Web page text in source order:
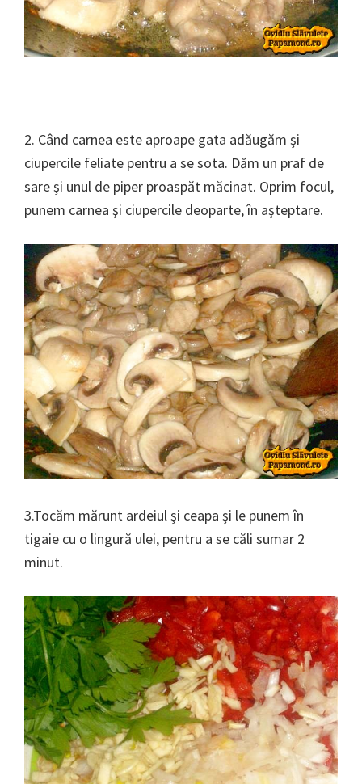
2. Când carnea este aproape gata adăugăm şi
ciupercile feliate pentru a se sota. Dăm un praf de
sare şi unul de piper proaspăt măcinat. Oprim focul,
punem carnea şi ciupercile deoparte, în aşteptare.
3.Tocăm mărunt ardeiul şi ceapa şi le punem în
tigaie cu o lingură ulei, pentru a se căli sumar 2
minut.